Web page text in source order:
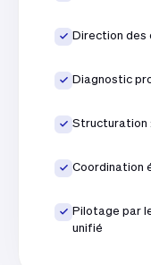
Direction des
Diagnostic
Structuration
Coordination
Pilotage par
unifié